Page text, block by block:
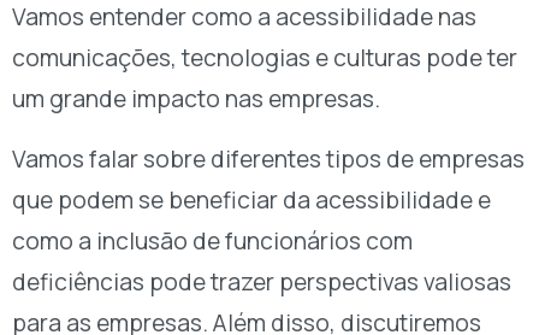
Vamos entender como a acessibilidade nas
comunicações, tecnologias e culturas pode ter
um grande impacto nas empresas.
Vamos falar sobre diferentes tipos de empresas
que podem se beneficiar da acessibilidade e
como a inclusão de funcionários com
deficiências pode trazer perspectivas valiosas
para as empresas. Além disso, discutiremos